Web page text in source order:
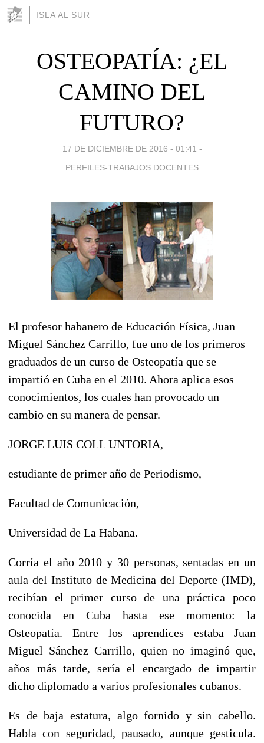
ISLA AL SUR
OSTEOPATÍA: ¿EL
CAMINO DEL
FUTURO?
17 DE DICIEMBRE DE 2016 - 01:41 -
PERFILES-TRABAJOS DOCENTES
El profesor habanero de Educación Física, Juan
Miguel Sánchez Carrillo, fue uno de los primeros
graduados de un curso de Osteopatía que se
impartió en Cuba en el 2010. Ahora aplica esos
conocimientos, los cuales han provocado un
cambio en su manera de pensar.
JORGE LUIS COLL UNTORIA,
estudiante de primer año de Periodismo,
Facultad de Comunicación,
Universidad de La Habana.
Corría el año 2010 y 30 personas, sentadas en un
aula del Instituto de Medicina del Deporte (IMD),
recibían el primer curso de una práctica poco
conocida en Cuba hasta ese momento: la
Osteopatía. Entre los aprendices estaba Juan
Miguel Sánchez Carrillo, quien no imaginó que,
años más tarde, sería el encargado de impartir
dicho diplomado a varios profesionales cubanos.
Es de baja estatura, algo fornido y sin cabello.
Habla con seguridad, pausado, aunque gesticula.